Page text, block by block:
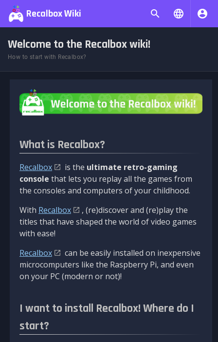
Recalbox Wiki
Welcome to the Recalbox wiki!
How to start with Recalbox?
What is Recalbox?
Recalbox is the ultimate retro-gaming
console that lets you replay all the games from
the consoles and computers of your childhood.
With Recalbox
, (re)discover and (re)play the
titles that have shaped the world of video games
with ease!
Recalbox
can be easily installed on inexpensive
microcomputers like the Raspberry Pi, and even
on your PC (modern or not)!
I want to install Recalbox! Where do I
start?